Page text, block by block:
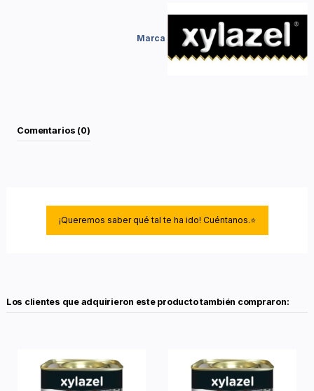
Marca
Comentarios (0)
¡Queremos saber qué tal te ha ido! Cuéntanos.⭐
Los clientes que adquirieron este producto también compraron: